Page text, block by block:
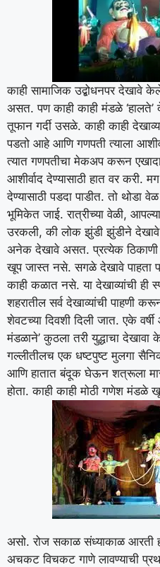
काही सामाजिक उद्बोधनपर देखावे
असत. पण काही काही मंडळे
तूफान गर्दी उसळे. काही काही
पडतो आहे आणि गणपती त्याला
त्यात गणपतीचा मेकअप करून
आशीर्वाद देण्यासाठी हात वर करी.
देण्यासाठी पडदा पाडीत. तो थोडा
भूमिकेत जाई. रात्रीच्या वेळी,
उरकली, की लोक झुंडी झुंडीने देखावे
अनेक देखावे असत. प्रत्येक
खूप जास्त नसे. सगळे देखावे पाहता
काही कळात नसे. या देखाव्यांची ही
शहरातील सर्व देखाव्यांची पाहणी
शेवटच्या दिवशी दिली जात. एके
मंडळाने’ कुठला तरी युद्धाचा
गल्लीतीलच एक धष्टपुष्ट मुलगा
आणि हातात बंदूक घेऊन शत्रूला
होता. काही काही मोठी गणेश मंडळे
असो. रोज सकाळ संध्याकाळ आरती
अचकट विचकट गाणे लावण्याची